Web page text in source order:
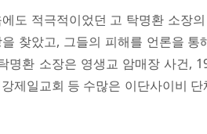
도 적극적이었던 고 탁명환 소장
찾았고, 그들의 피해를 언론을
명환 소장은 영생교 암매장 사건,
제일교회 등 수많은 이단사이비